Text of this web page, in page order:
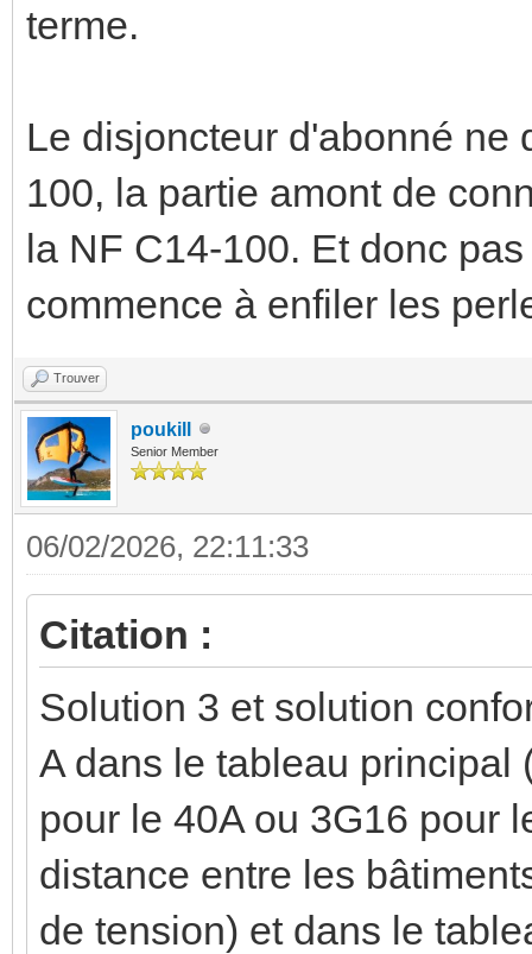
terme.
Le disjoncteur d'abonné ne
100, la partie amont de
la NF C14-100. Et donc
commence à enfiler les
Trouver
poukill
Senior Member
06/02/2026, 22:11:33
Citation :
Solution 3 et solution
A dans le tableau principal
pour le 40A ou 3G16 pour
distance entre les
de tension) et dans le